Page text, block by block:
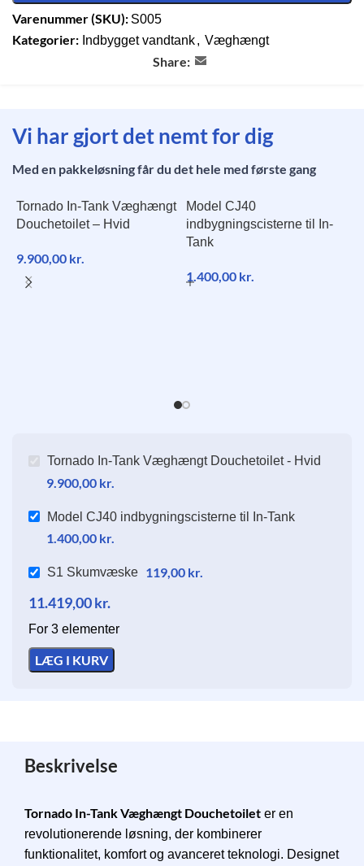
Varenummer (SKU): S005
Kategorier: Indbygget vandtank, Væghængt
Share:
Vi har gjort det nemt for dig
Med en pakkeløsning får du det hele med første gang
Tornado In-Tank Væghængt
Douchetoilet – Hvid
9.900,00 kr.
Model CJ40
indbygningscisterne til In-
Tank
1.400,00 kr.
Tornado In-Tank Væghængt Douchetoilet - Hvid
9.900,00 kr.
Model CJ40 indbygningscisterne til In-Tank
1.400,00 kr.
S1 Skumvæske 119,00 kr.
11.419,00kr.
For 3 elementer
LÆG I KURV
Beskrivelse
Tornado In-Tank Væghængt Douchetoilet er en
revolutionerende løsning, der kombinerer
funktionalitet, komfort og avanceret teknologi. Designet